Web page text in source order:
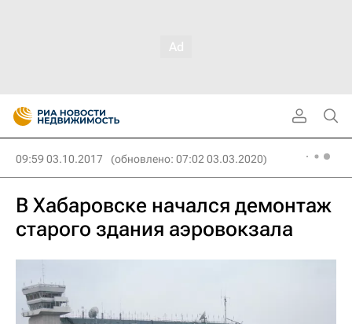
09:59 03.10.2017 (обновлено: 07:02 03.03.2020)
В Хабаровске начался демонтаж
старого здания аэровокзала